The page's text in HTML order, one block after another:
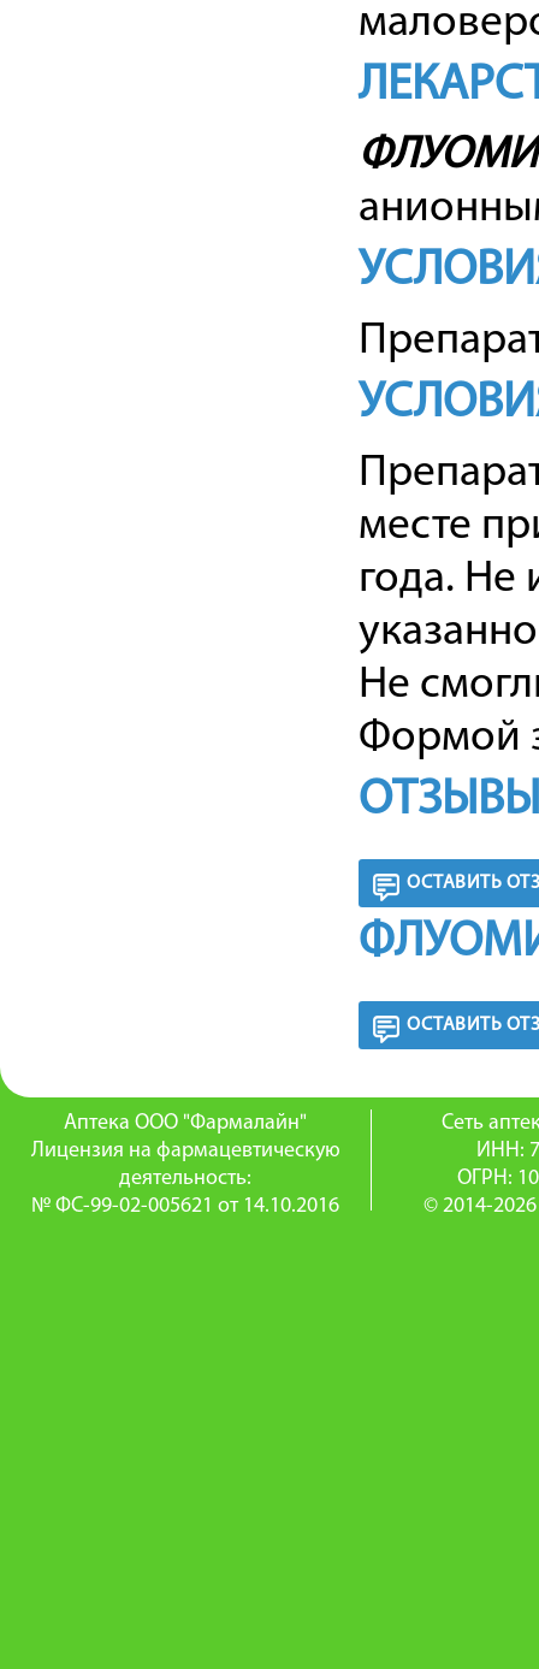
месте
года. Не
Не
Формой
ОСТАВИТЬ
ОСТАВИТЬ
Аптека ООО "Фармалайн"
Лицензия на фармацевтическую
деятельность:
№ ФС-99-02-005621 от 14.10.2016
Сеть
ИНН:
ОГРН:
© 2014-